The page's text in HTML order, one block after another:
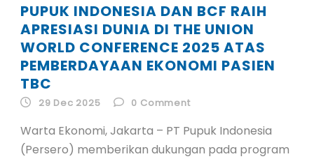
PUPUK INDONESIA DAN BCF RAIH
APRESIASI DUNIA DI THE UNION
WORLD CONFERENCE 2025 ATAS
PEMBERDAYAAN EKONOMI PASIEN
TBC
29 Dec 2025 0 Comment
Warta Ekonomi, Jakarta – PT Pupuk Indonesia
(Persero) memberikan dukungan pada program